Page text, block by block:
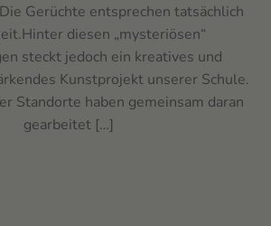
Gerüchte entsprechen tatsächlich
diesen „mysteriösen“
steckt jedoch ein kreatives und
Kunstprojekt unserer Schule.
Standorte haben gemeinsam daran
gearbeitet […]